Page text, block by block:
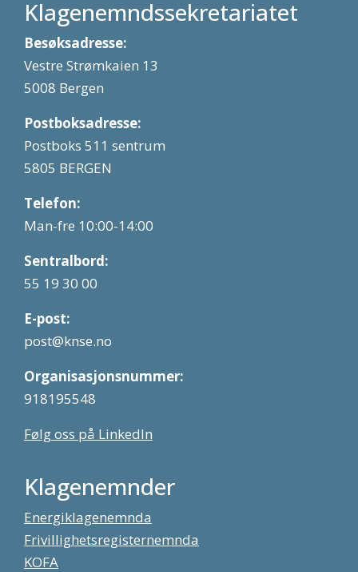
Klagenemndssekretariatet
Besøksadresse:
Vestre Strømkaien 13
5008 Bergen
Postboksadresse:
Postboks 511 sentrum
5805 BERGEN
Telefon:
Man-fre 10:00-14:00
Sentralbord:
55 19 30 00
E-post:
post@knse.no
Organisasjonsnummer:
918195548
Følg oss på LinkedIn
Klagenemnder
Energiklagenemnda
Frivillighetsregisternemnda
KOFA